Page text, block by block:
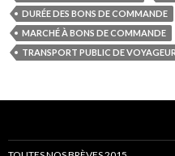
DURÉE DES BONS DE COMMANDE
MARCHÉ À BONS DE COMMANDE
TRANSPORT PUBLIC DE